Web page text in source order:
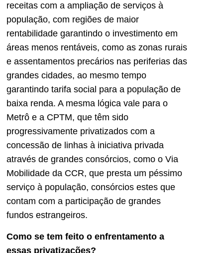
receitas com a ampliação de serviços à
população, com regiões de maior
rentabilidade garantindo o investimento em
áreas menos rentáveis, como as zonas rurais
e assentamentos precários nas periferias das
grandes cidades, ao mesmo tempo
garantindo tarifa social para a população de
baixa renda. A mesma lógica vale para o
Metrô e a CPTM, que têm sido
progressivamente privatizados com a
concessão de linhas à iniciativa privada
através de grandes consórcios, como o Via
Mobilidade da CCR, que presta um péssimo
serviço à população, consórcios estes que
contam com a participação de grandes
fundos estrangeiros.
Como se tem feito o enfrentamento a
essas privatizações?